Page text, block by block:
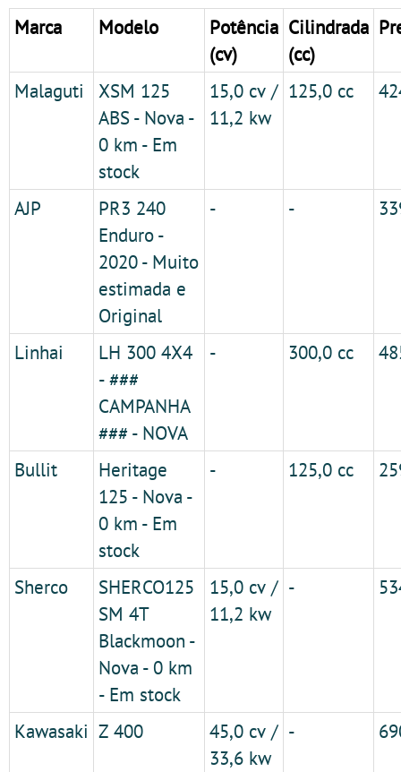
Marca Modelo
Potência
(cv)
Cilindrada
(cc)
Malaguti
XSM 125
ABS - Nova -
0 km - Em
stock
15,0 cv /
11,2 kw
125,0 cc
AJP
PR3 240
Enduro -
2020 - Muito
estimada e
Original
- -
Linhai
LH 300 4X4
- ###
CAMPANHA
### - NOVA
- 300,0 cc
Bullit
Heritage
125 - Nova -
0 km - Em
stock
- 125,0 cc
Sherco
SHERCO125
SM 4T
Blackmoon -
Nova - 0 km
- Em stock
15,0 cv /
11,2 kw
-
Kawasaki Z 400
45,0 cv /
33,6 kw
-